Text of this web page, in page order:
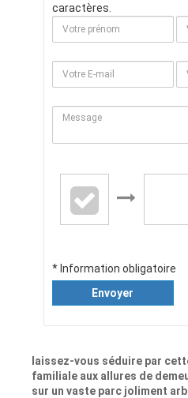
caractères.
* Information obligatoire
Envoyer
laissez-vous séduire par
familiale aux allures de
sur un vaste parc joliment